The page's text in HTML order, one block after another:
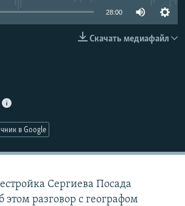
28:00
Скачать медиафайл
в Google
Сергиева Посада
этом разговор с географом